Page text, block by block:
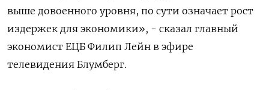
выше довоенного уровня, по сути означает ‌рост
издержек для экономики», - сказал главный
экономист ЕЦБ Филип Лейн в эфире
телевидения ​Блумберг.